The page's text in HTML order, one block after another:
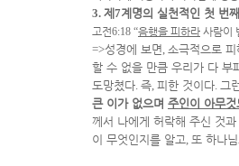
3. 제 7계명의 실천적인 첫 번
고전6:18 “음행을 피하라 사람이
=>성경에 보면, 소극적으로
할 수 없을 만큼 우리가 다 부
도망쳤다. 즉, 피한 것이다. 그
큰 이가 없으며 주인이 아무
께서 나에게 허락해 주신 것
이 무엇인지를 알고, 또 하나